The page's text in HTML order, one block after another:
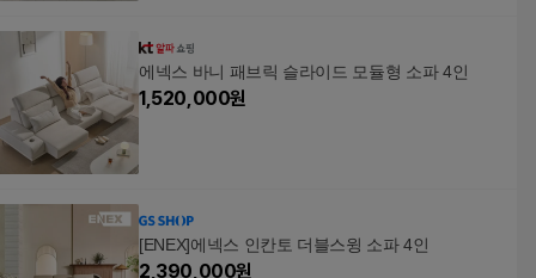
에넥스 바니 패브릭 슬라이드 모듈형 소파 4인
1,520,000원
[ENEX]에넥스 인칸토 더블스윙 소파 4인
2,390,000원